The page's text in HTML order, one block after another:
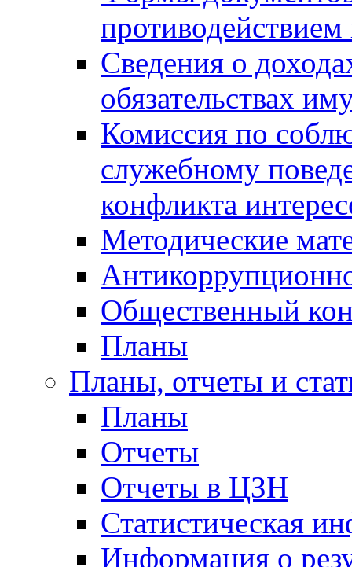
Сведения о
обязательствах
Комиссия по
служебному
конфликта
Методические
Общественный
Планы
Планы, отчеты и
Планы
Отчеты
Отчеты в ЦЗН
Статистическая
Информация о